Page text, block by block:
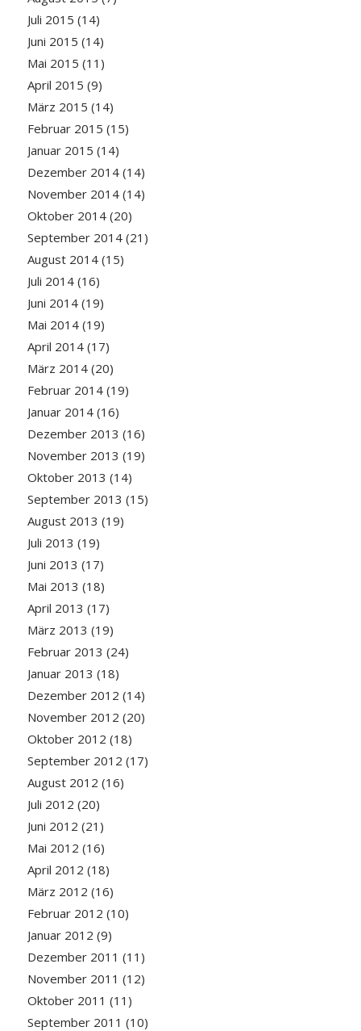
Juli 2015 (14)
Juni 2015 (14)
Mai 2015 (11)
April 2015 (9)
März 2015 (14)
Februar 2015 (15)
Januar 2015 (14)
Dezember 2014(14)
November 2014(14)
Oktober 2014(20)
September 2014(21)
August 2014(15)
Juli 2014(16)
Juni 2014(19)
Mai 2014(19)
April 2014(17)
März 2014(20)
Februar 2014(19)
Januar 2014(16)
Dezember 2013 (16)
November 2013 (19)
Oktober 2013 (14)
September 2013 (15)
August 2013 (19)
Juli 2013 (19)
Juni 2013 (17)
Mai 2013 (18)
April 2013 (17)
März 2013 (19)
Februar 2013 (24)
Januar 2013 (18)
Dezember 2012 (14)
November 2012 (20)
Oktober 2012 (18)
September 2012 (17)
August 2012 (16)
Juli 2012 (20)
Juni 2012 (21)
Mai 2012 (16)
April 2012 (18)
März 2012 (16)
Februar 2012 (10)
Januar 2012 (9)
Dezember 2011 (11)
November 2011 (12)
Oktober 2011 (11)
September 2011 (10)